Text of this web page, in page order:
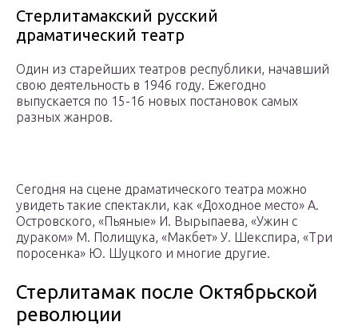
Стерлитамакский русский
драматический театр
Один из старейших театров республики, начавший
свою деятельность в 1946 году. Ежегодно
выпускается по 15-16 новых постановок самых
разных жанров.
Сегодня на сцене драматического театра можно
увидеть такие спектакли, как «Доходное место» А.
Островского, «Пьяные» И. Вырыпаева, «Ужин с
дураком» М. Полищука, «Макбет» У. Шекспира, «Три
поросенка» Ю. Шуцкого и многие другие.
Стерлитамак после Октябрьской
революции